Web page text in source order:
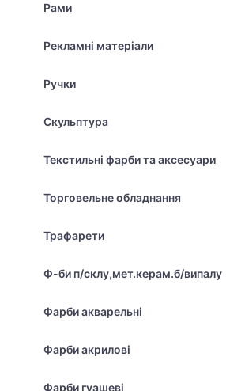
Рами
Рекламні матеріали
Ручки
Скульптура
Текстильні фарби та аксесуари
Торговельне обладнання
Трафарети
Ф-би п/склу,мет.керам.б/випалу
Фарби акварельні
Фарби акрилові
Фарби гуашеві